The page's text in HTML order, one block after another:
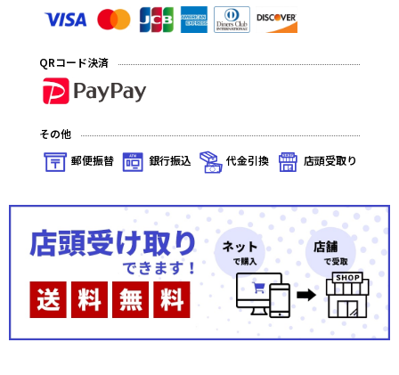
QRコード決済
その他
郵便振替
銀行振込 代金引換 店頭受取り